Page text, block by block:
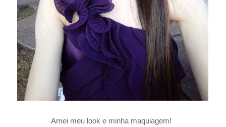
Amei meu look e minha maquiagem!